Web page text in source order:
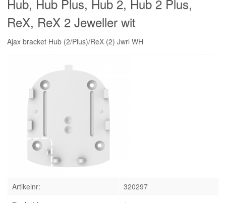
RMA
MIJN OSEC
INLOGGEN
Hub, Hub Plus, Hub 2, Hub 2 Plus,
ReX, ReX 2 Jeweller wit
Ajax bracket Hub (2/Plus)/ReX (2) Jwrl WH
Artikelnr:
320297